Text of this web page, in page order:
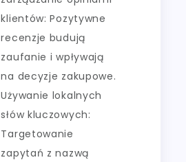
klientów: Pozytywne
recenzje budują
zaufanie i wpływają
na decyzje zakupowe.
Używanie lokalnych
słów kluczowych:
Targetowanie
zapytań z nazwą